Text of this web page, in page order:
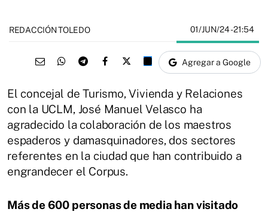
REDACCIÓN TOLEDO 01/JUN/24- 21:54
Agregar a Google
El concejal de Turismo, Vivienda y Relaciones
con la UCLM, José Manuel Velasco ha
agradecido la colaboración de los maestros
espaderos y damasquinadores, dos sectores
referentes en la ciudad que han contribuido a
engrandecer el Corpus.
Más de 600 personas de media han visitado